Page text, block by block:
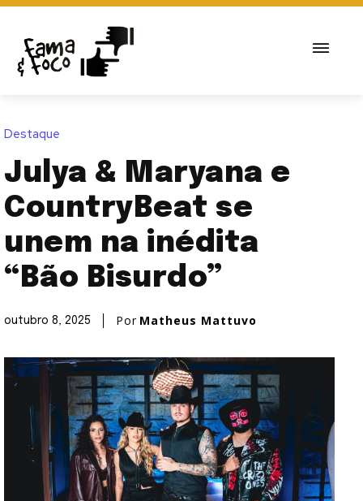
Destaque
Julya & Maryana e
CountryBeat se
unem na inédita
“Bão Bisurdo”
outubro 8, 2025 Por Matheus Mattuvo